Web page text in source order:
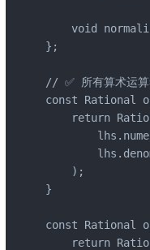
void
};
// ✅ 所有算术运算
const Rational
return
    );
}
const Rational
return